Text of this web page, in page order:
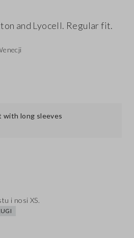
and Lyocell. Regular fit.
i nosi XS.